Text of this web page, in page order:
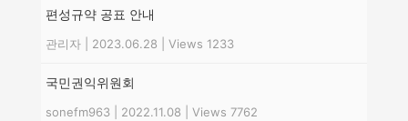
편성규약 공표 안내
관리자 2023.06.28 Views 1233
국민권익위원회
sonefm963 2022.11.08 Views 7762